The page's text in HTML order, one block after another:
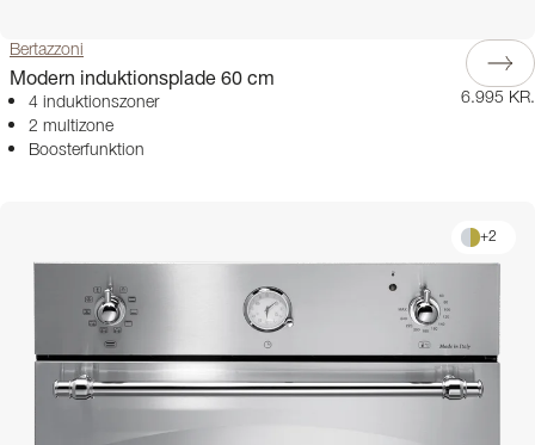
Bertazzoni
Modern induktionsplade 60 cm
4 induktionszoner
2 multizone
Boosterfunktion
6.995 KR.
+2